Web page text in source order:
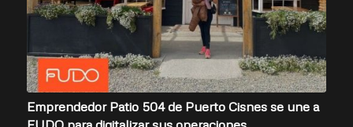
Emprendedor Patio 504 de Puerto Cisnes se une a